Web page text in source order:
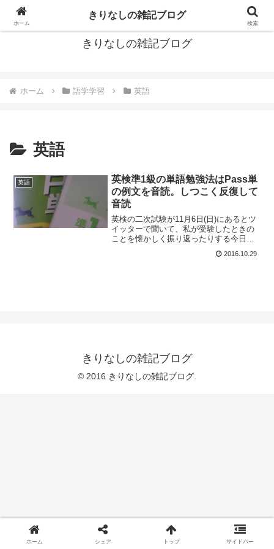
ブログもいいよね
きりなしの雑記ブログ
ホーム 語学学習 英語
英語
英語
英検準1級の単語勉強法はPass単
の例文を音読。しつこく反復して
音読
英検の二次試験が11月6日(日)にあるとツ
イッターで聞いて、私が受験したときの
ことを懐かしく振り返ったりする今日こ
が、いちおう英検準1級に合格した人間の
2016.10.29
きりなしの雑記ブログ
© 2016 きりなしの雑記ブログ.
ホーム
きりなしの雑記ブログ
検索
ホーム シェア トップ サイドバー